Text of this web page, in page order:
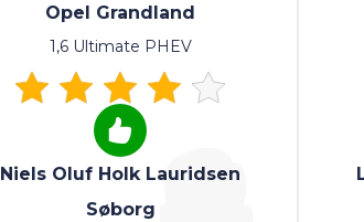
Opel Grandland
1,6 Ultimate PHEV
Niels Oluf Holk Lauridsen
Søborg